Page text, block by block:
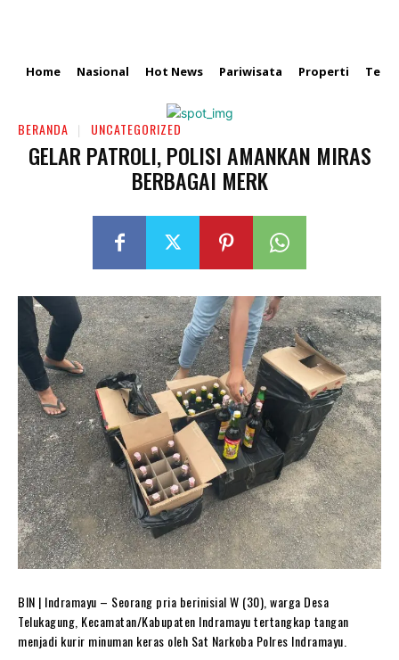
Home Nasional Hot News Pariwisata Properti
BERANDA UNCATEGORIZED
GELAR PATROLI, POLISI AMANKAN MIRAS
BERBAGAI MERK
BIN | Indramayu – Seorang pria berinisial W (30), warga Desa
Telukagung, Kecamatan/Kabupaten Indramayu tertangkap tangan
menjadi kurir minuman keras oleh Sat Narkoba Polres Indramayu.